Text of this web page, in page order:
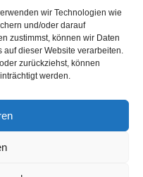
wir Technologien wie
und/oder darauf
zustimmst, können wir Daten
dieser Website verarbeiten.
zurückziehst, können
werden.
3005
2067
567